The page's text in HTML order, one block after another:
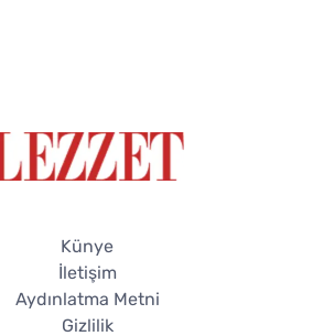
Künye
İletişim
Aydınlatma Metni
Gizlilik